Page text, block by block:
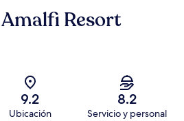
Resort
9.2
Ubicación
8.2
Servicio y personal